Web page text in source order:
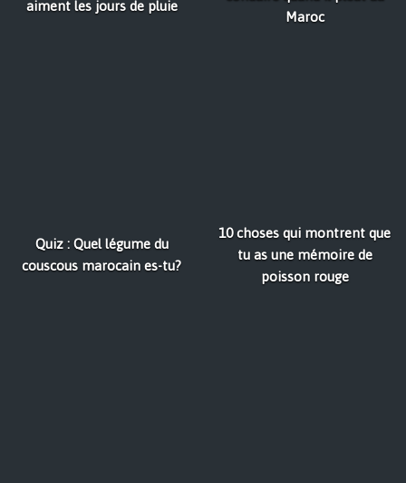
aiment les jours de pluie
Maroc
Quiz : Quel légume du
couscous marocain es-tu?
10 choses qui montrent que
tu as une mémoire de
poisson rouge